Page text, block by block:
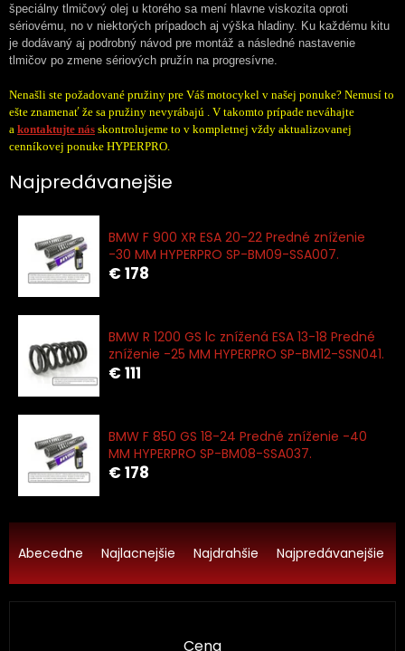
špeciálny tlmičový olej u ktorého sa mení hlavne viskozita oproti
sériovému, no v niektorých prípadoch aj výška hladiny. Ku každému kitu
je dodávaný aj podrobný návod pre montáž a následné nastavenie
tlmičov po zmene sériových pružín na progresívne.
Nenašli ste požadované pružiny pre Váš motocykel v našej ponuke? Nemusí to
ešte znamenať že sa pružiny nevyrábajú . V takomto prípade neváhajte
a kontaktujte nás skontrolujeme to v kompletnej vždy aktualizovanej
cenníkovej ponuke HYPERPRO.
Najpredávanejšie
BMW F 900 XR ESA 20-22 Predné zníženie
-30 MM HYPERPRO SP-BM09-SSA007.
€ 178
BMW R 1200 GS lc znížená ESA 13-18 Predné
zníženie -25 MM HYPERPRO SP-BM12-SSN041.
€ 111
BMW F 850 GS 18-24 Predné zníženie -40
MM HYPERPRO SP-BM08-SSA037.
€ 178
R
a
d
e
Abecedne Najlacnejšie Najdrahšie Najpredávanejšie
Cena